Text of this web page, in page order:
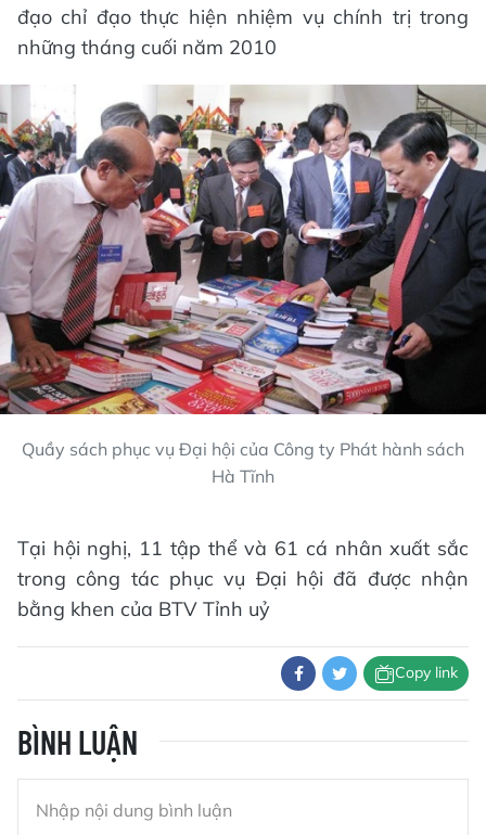
đạo chỉ đạo thực hiện nhiệm vụ chính trị trong
những tháng cuối năm 2010
Quầy sách phục vụ Đại hội của Công ty Phát hành sách
Hà Tĩnh
Tại hội nghị, 11 tập thể và 61 cá nhân xuất sắc
trong công tác phục vụ Đại hội đã được nhận
bằng khen của BTV Tỉnh uỷ
Copy link
BÌNH LUẬN